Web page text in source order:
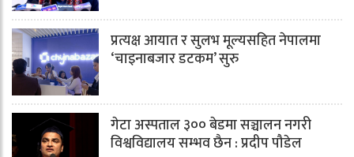
प्रत्यक्ष आयात र सुलभ मूल्यसहित नेपालमा
‘चाइनाबजार डटकम’ सुरु
गेटा अस्पताल ३०० बेडमा सञ्चालन नगरी
विश्वविद्यालय सम्भव छैन : प्रदीप पौडेल